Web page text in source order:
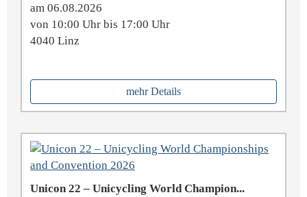
am 06.08.2026
von 10:00 Uhr bis 17:00 Uhr
4040 Linz
mehr Details
Unicon 22 – Unicycling World Champion...